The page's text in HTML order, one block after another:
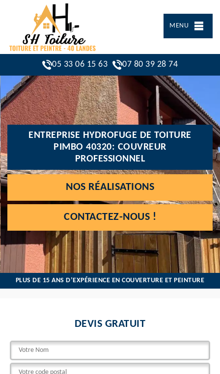
MENU
05 33 06 15 63 07 80 39 28 74
ENTREPRISE HYDROFUGE DE TOITURE
PIMBO 40320: COUVREUR
PROFESSIONNEL
NOS RÉALISATIONS
CONTACTEZ-NOUS !
PLUS DE 15 ANS D’EXPÉRIENCE EN COUVERTURE ET PEINTURE
DEVIS GRATUIT